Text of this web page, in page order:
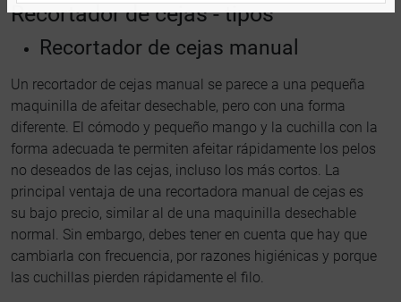
Recortador de cejas - tipos
Recortador de cejas manual
Un recortador de cejas manual se parece a una pequeña
maquinilla de afeitar desechable, pero con una forma
diferente. El cómodo y pequeño mango y la cuchilla con la
forma adecuada te permiten afeitar rápidamente los pelos
no deseados de las cejas, incluso los más cortos. La
principal ventaja de una recortadora manual de cejas es
su bajo precio, similar al de una maquinilla desechable
normal. Sin embargo, debes tener en cuenta que hay que
cambiarla con frecuencia, por razones higiénicas y porque
las cuchillas pierden rápidamente el filo.